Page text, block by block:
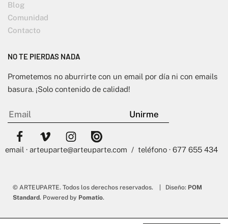
Blog
Comunidad
Contacto
NO TE PIERDAS NADA
Prometemos no aburrirte con un email por día ni con emails
basura. ¡Solo contenido de calidad!
email · arteuparte@arteuparte.com / teléfono · 677 655 434
© ARTEUPARTE. Todos los derechos reservados. | Diseño: POM
Standard. Powered by Pomatio.